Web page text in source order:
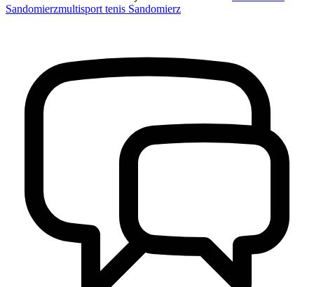
Sandomierzmultisport tenis Sandomierz